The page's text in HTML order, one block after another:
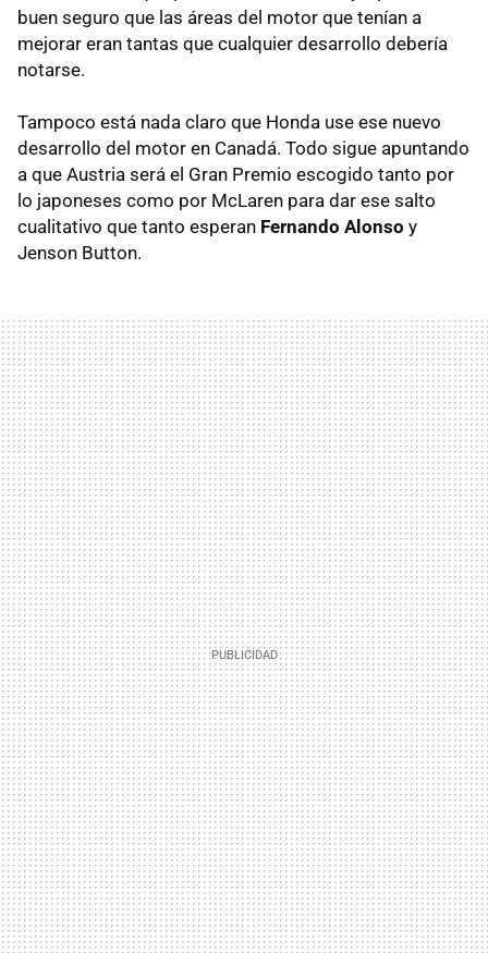
buen seguro que las áreas del motor que tenían a
mejorar eran tantas que cualquier desarrollo debería
notarse.
Tampoco está nada claro que Honda use ese nuevo
desarrollo del motor en Canadá. Todo sigue apuntando
a que Austria será el Gran Premio escogido tanto por
lo japoneses como por McLaren para dar ese salto
cualitativo que tanto esperan Fernando Alonso y
Jenson Button.